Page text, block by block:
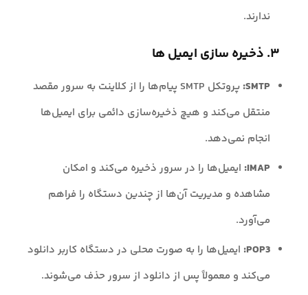
ندارند.
۳. ذخیره سازی ایمیل ها
SMTP:
پروتکل SMTP پیام‌ها را از کلاینت به سرور مقصد
منتقل می‌کند و هیچ ذخیره‌سازی دائمی برای ایمیل‌ها
انجام نمی‌دهد.
IMAP: ایمیل‌ها را در سرور ذخیره می‌کند و امکان
مشاهده و مدیریت آن‌ها از چندین دستگاه را فراهم
می‌آورد.
POP3: ایمیل‌ها را به صورت محلی در دستگاه کاربر دانلود
می‌کند و معمولاً پس از دانلود از سرور حذف می‌شوند.